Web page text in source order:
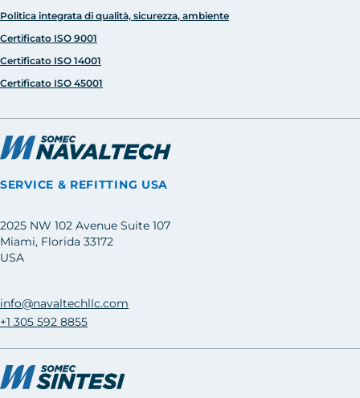
Politica integrata di qualità, sicurezza, ambiente
Certificato ISO 9001
Certificato ISO 14001
Certificato ISO 45001
SERVICE & REFITTING USA
2025 NW 102 Avenue Suite 107
Miami, Florida 33172
USA
info@navaltechllc.com
+1 305 592 8855